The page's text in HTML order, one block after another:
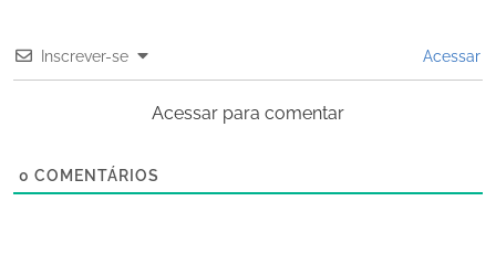
Inscrever-se Acessar
Acessar para comentar
0 COMENTÁRIOS